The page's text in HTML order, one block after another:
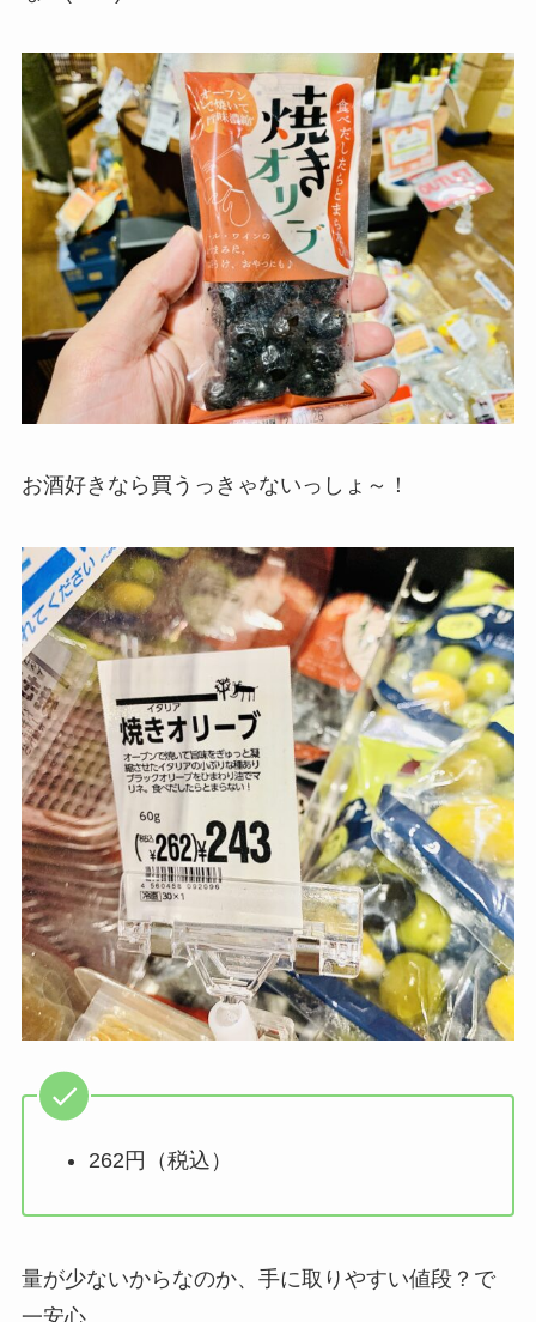
お酒好きなら買うっきゃないっしょ～！
262円（税込）
量が少ないからなのか、手に取りやすい値段？で
一安心。